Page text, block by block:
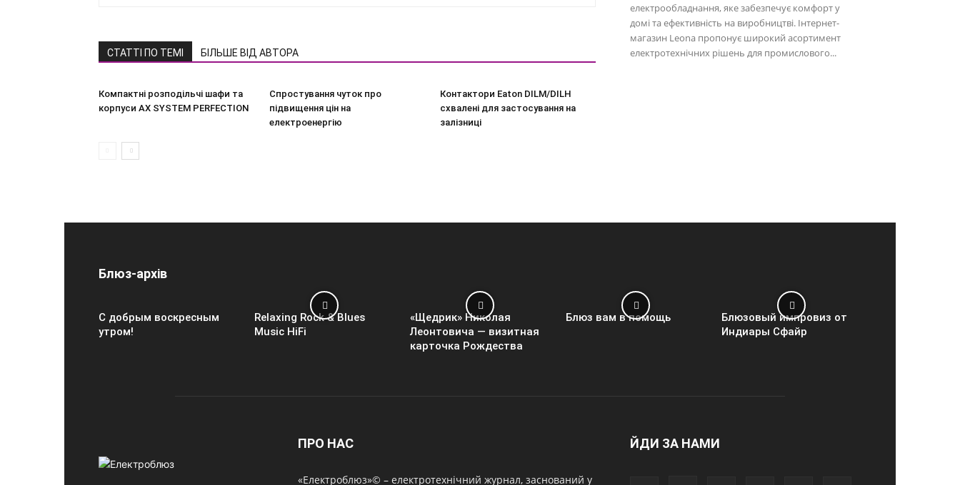
СТАТТІ ПО ТЕМІ БІЛЬШЕ ВІД АВТОРА
Компактні розподільчі шафи та
корпуси AX SYSTEM PERFECTION
Спростування чуток про
підвищення цін на
електроенергію
Контактори Eaton DILM/DILH
схвалені для застосування на
залізниці
електрообладнання, яке забезпечує комфорт у
домі та ефективність на виробництві. Інтернет-
магазин Leona пропонує широкий асортимент
електротехнічних рішень для промислового...
Блюз-архів
С добрым воскресным
утром!
Relaxing Rock & Blues
Music HiFi
«Щедрик» Николая
Леонтовича — визитная
карточка Рождества
Блюз вам в помощь
Блюзовый импровиз от
Индиары Сфайр
ПРО НАС
«Електроблюз»© – електротехнічний журнал, заснований у
ЙДИ ЗА НАМИ